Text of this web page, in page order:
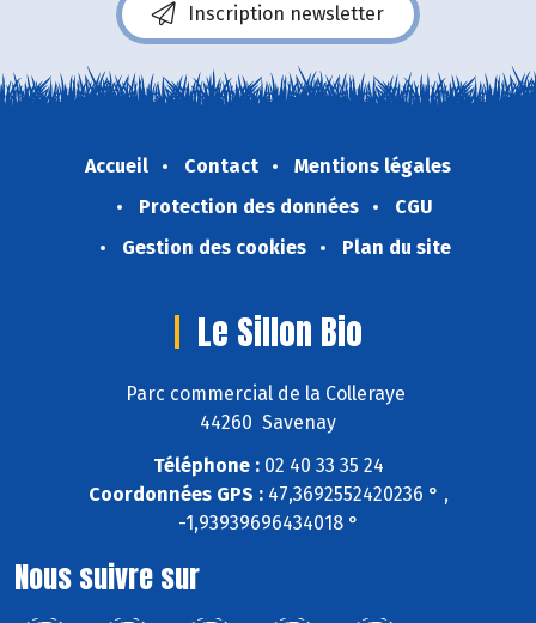
Inscription newsletter
Accueil Contact
Mentions légales
Protection des données
CGU
Gestion des cookies
Plan du site
Le Sillon Bio
Parc commercial de la Colleraye
44260 Savenay
Téléphone :02 40 33 35 24
Coordonnées GPS :47,3692552420236 ° ,
-1,93939696434018 °
Nous suivre sur